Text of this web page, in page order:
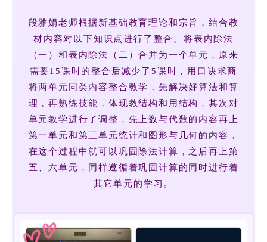
段雅娟老师根据新基础教育理论和宗旨，结合教
材内容对以下知识点进行了整合。将表内除法
（一）和表内除法（二）合并为一个单元，原来
需要15课时的整合后减少了5课时，用口诀求商
将两单元同类内容整合教学，先解决好算法和算
理，再熟练技能，体现教结构和用结构，其次对
单元教学进行了调整，先上数与代数的内容再上
第一单元和第三单元统计和图形与几何的内容，
在这个过程中就可以巩固除法计算，之后再上第
五、六单元，同样遵循着巩固计算的同时进行着
其它单元的学习。